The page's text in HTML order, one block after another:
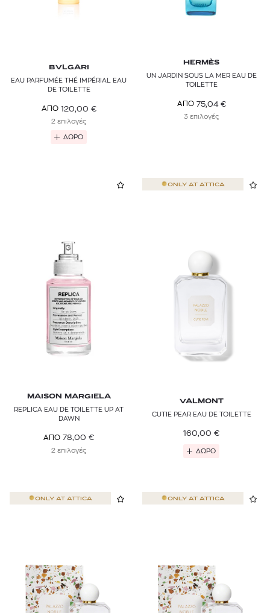
BVLGARI
EAU PARFUMÉE THÉ IMPÉRIAL EAU
DE TOILETTE
ΑΠΟ 120,00 €
2 επιλογές
ΔΩΡΟ
HERMÈS
UN JARDIN SOUS LA MER EAU DE
TOILETTE
ΑΠΟ 75,04 €
3 επιλογές
MAISON MARGIELA
REPLICA EAU DE TOILETTE UP AT
DAWN
ΑΠΟ 78,00 €
2 επιλογές
ONLY AT ATTICA
VALMONT
CUTIE PEAR EAU DE TOILETTE
160,00 €
ΔΩΡΟ
ONLY AT ATTICA ONLY AT ATTICA